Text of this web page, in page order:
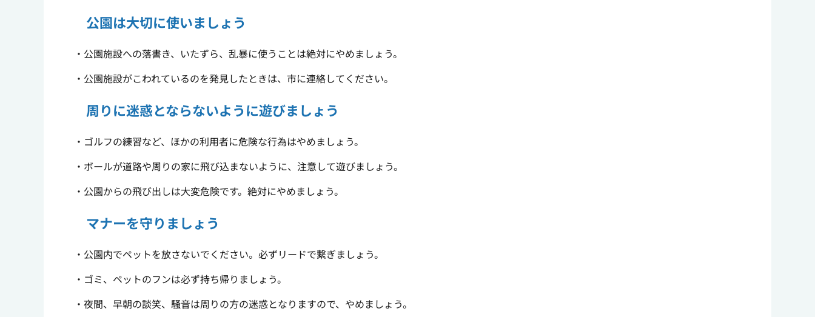
公園は大切に使いましょう
・公園施設への落書き、いたずら、乱暴に使うことは絶対にやめましょう。
・公園施設がこわれているのを発見したときは、市に連絡してください。
周りに迷惑とならないように遊びましょう
・ゴルフの練習など、ほかの利用者に危険な行為はやめましょう。
・ボールが道路や周りの家に飛び込まないように、注意して遊びましょう。
・公園からの飛び出しは大変危険です。絶対にやめましょう。
マナーを守りましょう
・公園内でペットを放さないでください。必ずリードで繋ぎましょう。
・ゴミ、ペットのフンは必ず持ち帰りましょう。
・夜間、早朝の談笑、騒音は周りの方の迷惑となりますので、やめましょう。